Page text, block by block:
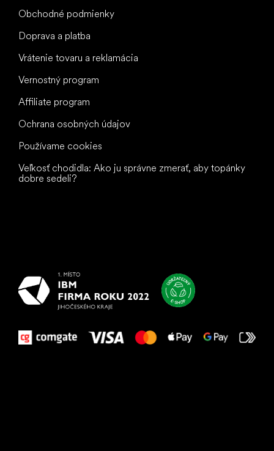
Obchodné podmienky
Doprava a platba
Vrátenie tovaru a reklamácia
Vernostný program
Affiliate program
Ochrana osobných údajov
Používame cookies
Veľkosť chodidla: Ako ju správne zmerať, aby topánky
dobre sedeli?